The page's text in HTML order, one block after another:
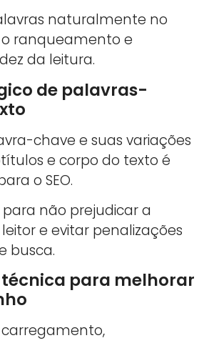
naturalmente no
ranqueamento e
da leitura.
de palavras-
chave e suas variações
e corpo do texto é
o SEO.
para não prejudicar a
e evitar penalizações
busca.
para melhorar